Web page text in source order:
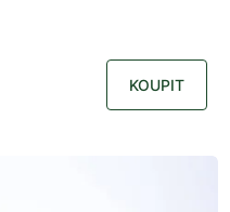
KOUPIT